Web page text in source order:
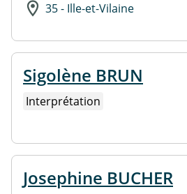
35 - Ille-et-Vilaine
Sigolène BRUN
Interprétation
Josephine BUCHER